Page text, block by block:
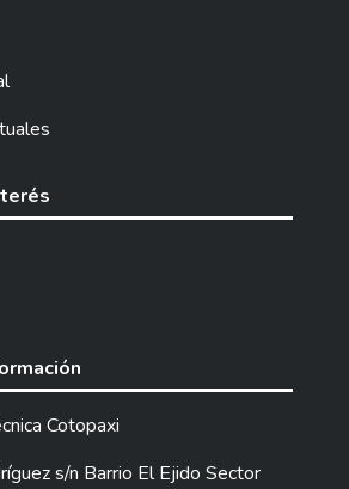
Cotopaxi
s/n Barrio El Ejido Sector